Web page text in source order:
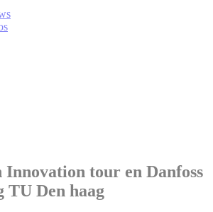
tour en Danfoss
Den haag